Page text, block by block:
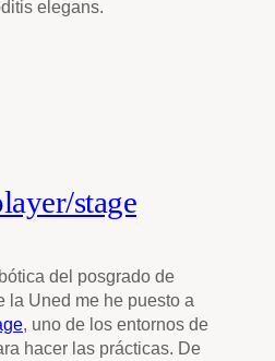
elegans.
stage
del posgrado de
la Uned me he puesto a
, uno de los entornos de
hacer las prácticas. De